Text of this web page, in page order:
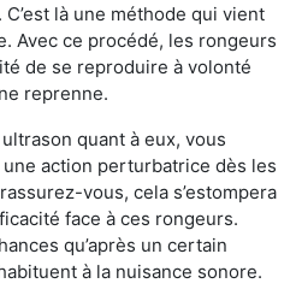
là une méthode qui vient
Avec ce procédé, les rongeurs
de se reproduire à volonté
reprenne.
quant à eux, vous
action perturbatrice dès les
vous, cela s’estompera
face à ces rongeurs.
qu’après un certain
à la nuisance sonore.